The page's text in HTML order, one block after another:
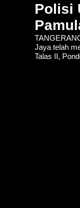
Polisi
Jaya telah
Talas II,